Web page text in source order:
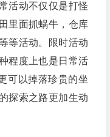
活动不仅仅是打怪
里面抓蜗牛，仓库
等活动。限时活动
程度上也是日常活
可以掉落珍贵的坐
探索之路更加生动